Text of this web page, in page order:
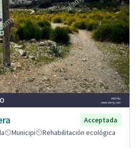
Acceptada
Municipi
Rehabilitación ecológica